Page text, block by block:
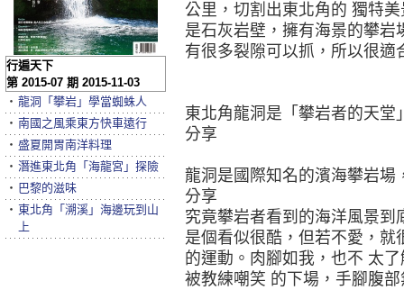
公里，切割出東北角的 獨特
是石灰岩壁，擁有海景的攀
有很多裂隙可以抓，所以很適
東北角龍洞是「攀岩者的天
分享
龍洞是國際知名的濱海攀岩場
分享
究竟攀岩者看到的海洋風景
是個看似很酷，但若不愛，
的運動。肉腳如我，也不 太
被教練嘲笑 的下場，手腳腹
行遍天下
第 2015-07 期 2015-11-03
‧ 龍洞「攀岩」學當蜘蛛人
‧ 南國之風乘東方快車遠行
‧ 盛夏開胃南洋料理
‧ 潛進東北角「海龍宮」探險
‧ 巴黎的滋味
‧ 東北角「溯溪」海邊玩到山
上